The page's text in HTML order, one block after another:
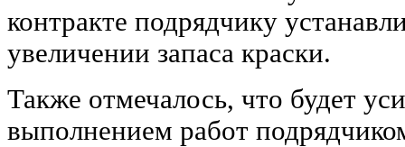
контракте подрядчику
увеличении запаса краски.
Также отмечалось, что будет
выполнением работ